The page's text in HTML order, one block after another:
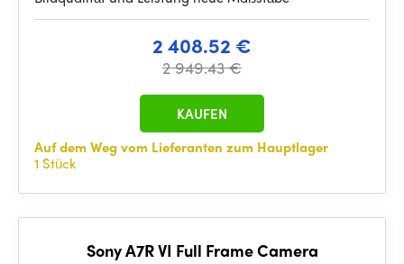
2 408.52 €
2 949.43 €
Auf dem Weg vom Lieferanten zum Hauptlager
1 Stück
KAUFEN
Sony A7R VI Full Frame Camera